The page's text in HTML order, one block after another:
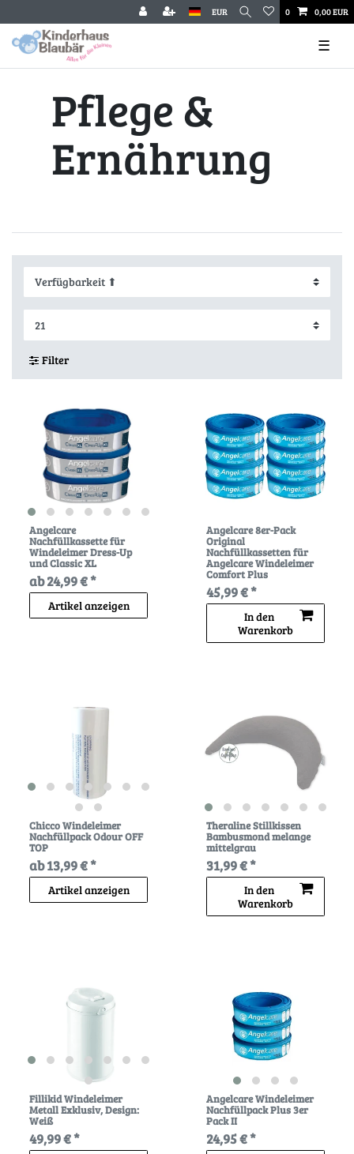
EUR 0 0,00 EUR
☰
Pflege &
Ernährung
Filter
Angelcare
Nachfüllkassette für
Windeleimer Dress-Up
und Classic XL
ab 24,99 € *
Artikel anzeigen
Angelcare 8er-Pack
Original
Nachfüllkassetten für
Angelcare Windeleimer
Comfort Plus
45,99 € *
In den
Warenkorb
Chicco Windeleimer
Nachfüllpack Odour OFF
TOP
ab 13,99 € *
Artikel anzeigen
Theraline Stillkissen
Bambusmond melange
mittelgrau
31,99 € *
In den
Warenkorb
Fillikid Windeleimer
Metall Exklusiv, Design:
Weiß
49,99 € *
Angelcare Windeleimer
Nachfüllpack Plus 3er
Pack II
24,95 € *